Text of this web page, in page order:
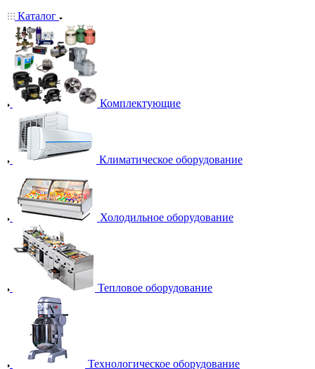
Каталог
Комплектующие
Климатическое оборудование
Холодильное оборудование
Тепловое оборудование
Технологическое оборудование